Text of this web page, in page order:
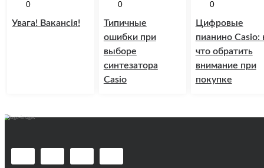
Увага! Вакансія!
0
Типичные
ошибки при
выборе
синтезатора
Casio
0
Цифровые
пианино Casio:
что обратить
внимание при
покупке
0